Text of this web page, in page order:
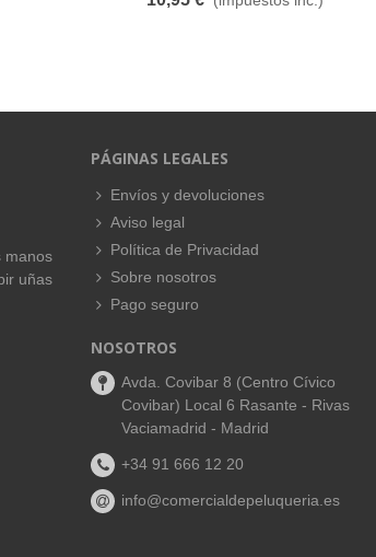
manos
uñas
PÁGINAS LEGALES
Envíos y devoluciones
Aviso legal
Política de Privacidad
Sobre nosotros
Pago seguro
NOSOTROS
Avda. Covibar 8 (Centro Cívico
Covibar) Local 6 Rasante - Rivas
Vaciamadrid - Madrid
+34 91 666 12 20
info@comercialdepeluqueria.es